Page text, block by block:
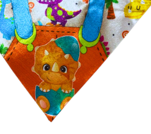
Slim
Splash